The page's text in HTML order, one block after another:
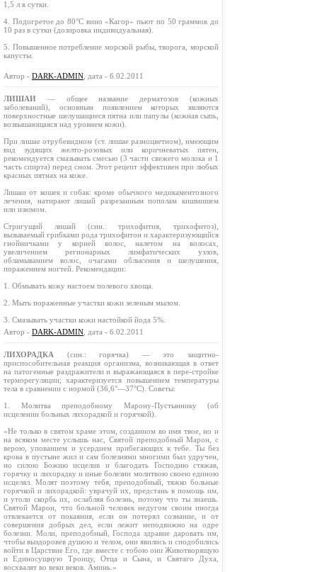
1,5 л в сутки.
4. Подогретое до 80°С вино «Кагор» пьют по 50 граммов до
10 раз в сутки (дозировка индивидуальная).
5. Повышенное потребление морской рыбы, творога, морской
капусты.
Автор - DARK-ADMIN , дата - 6.02.2011
ЛИШАИ — общее название дерматозов (кожных
заболеваний), основным появлением которых являются
поверхностные шелушащиеся пятна или папулы (кожная сыпь,
возвышающаяся над уровнем кожи).
При лишае отрубевидном (ст. лишае разноцветном), имеющим
вид зудящих желто-розовых или коричневатых пятен,
рекомендуется смазывать смесью (3 части свежего молока и 1
часть спирта) перед сном. Этот рецепт эффективен при любых
красных пятнах на коже.
Лишаи от кошек и собак: кроме обычного медикаментозного
лечения, натирают лишай разрезанным пополам кишмишем
или изюмом.
Стригущий лишай (син.: трихофития, трихофитоз),
вызываемый грибками рода трихофитон и характеризующийся
гнойничками у корней волос, налетом на волосах,
увеличением регионарных лимфатических узлов,
обламыванием волос, очагами облысения и шелушения,
поражением ногтей. Рекомендации:
1. Обмывать кожу настоем полевого хвоща.
2. Мыть пораженные участки кожи зеленым мылом.
3. Смазывать участки кожи настойкой йода 5%.
Автор - DARK-ADMIN , дата - 6.02.2011
ЛИХОРАДКА (син.: горячка) — это защитно-
приспособительная реакция организма, возникающая в ответ
на патогенные раздражители и выражающаяся в пере-стройке
терморегуляции; характеризуется повышением температуры
тела в сравнении с нормой (36,6°—37°С). Советы:
1. Молитва преподобному Марону-Пустыннику (об
исцелении больных лихорадкой и горячкой).
«Не только в святом храме этом, созданном во имя твое, но и
на всяком месте услышь нас, Святой преподобный Марон, с
верою, упованием и усердием прибегающих к тебе. Ты без
крова в пустыне жил и сам болезнями многими был удручен,
но силою Божию исцелив и благодать Господню стяжав,
горячку и лихорадку и иные болезни молитвою своею единою
исцелял. Молят поэтому тебя, преподобный, тяжко больные
горячкой и лихорадкой: уврачуй их, предстань в помощь им,
и утоли скорбь их, ослабляя болезнь, потому что ты знаешь.
Святой Марон, что больной человек недугом своим иногда
отвлекается от покаяния, если он потерял сознание, и от
совершения добрых дел, если лежит неподвижно на одре
болезни. Моли, преподобный, Господа здравие даровать им,
чтобы выздоровев душою и телом, они явились и сподобились
войти в Царствие Его, где вместе с тобою они Животворящую
и Единосущную Троицу, Отца и Сына, и Святаго Духа,
восхвалят во веки веков. Аминь.»